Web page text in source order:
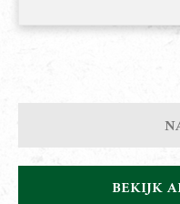
BEKIJK